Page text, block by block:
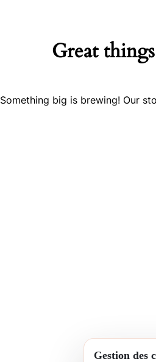
Great
Something big is brewing! Our
Gestion des